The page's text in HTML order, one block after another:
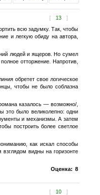
[ 13 ]
всю задумку. Так, чтобы
и легкую обиду на автора,
людей и ящеров. Но сумел
отторжение. Напротив,
обретет свое логическое
чтобы не было соблазна
казалось — возможно/,
это было великолепно: одни
и механизмы. А затем
построить более светлое
как искал способы
видны на горизонте
Оценка: 8
[ 10 ]